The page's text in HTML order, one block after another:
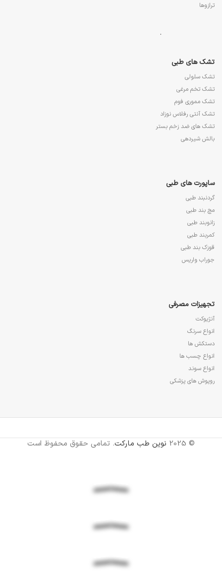
ترازوها
.
تشک های طبی
تشک سلولی
تشک تخم مرغی
تشک مموری فوم
تشک آنتی رفلاس نوزاد
تشک های ضد زخم بستر
بالش شیردهی
ساپورت های طبی
گردنبند طبی
مچ بند طبی
زانوبند طبی
کمربند طبی
قوزک بند طبی
جوراب واریس
تجهیزات مصرفی
آنژیوکت
انواع سرنگ
دستکش ها
انواع چسب ها
انواع سوند
روپوش های پزشکی
© 2025 نوین طب مارکت. تمامی حقوق محفوظ است